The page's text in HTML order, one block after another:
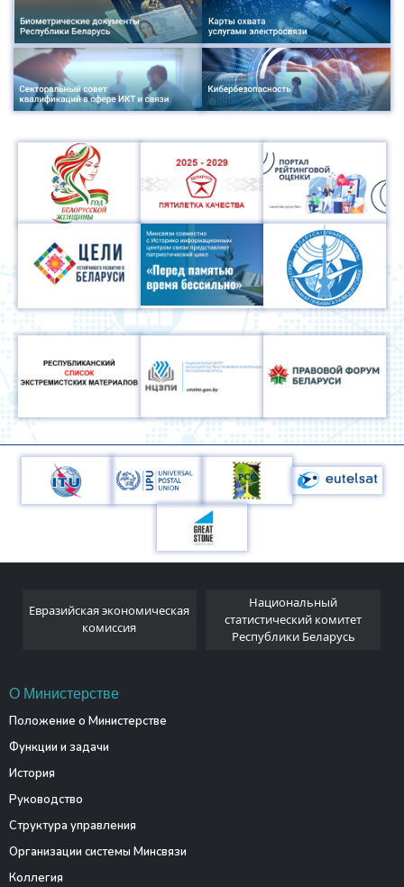
Евразийская экономическая
комиссия
Национальный
статистический комитет
Республики Беларусь
О Министерстве
Положение о Министерстве
Функции и задачи
История
Руководство
Структура управления
Организации системы Минсвязи
Коллегия